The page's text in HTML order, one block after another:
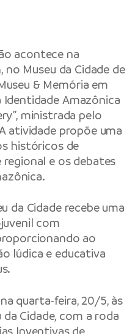
acontece na
no Museu da Cidade de
& Memória em
Amazônica
ministrada pelo
atividade propõe uma
históricos de
e os debates
da Cidade recebe uma
com
ao
lúdica e educativa
quarta-feira, 20/5, às
Cidade, com a roda